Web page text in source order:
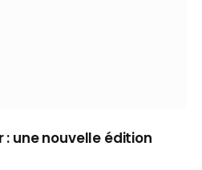
une nouvelle édition